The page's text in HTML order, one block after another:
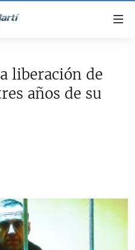
liberación de
años de su